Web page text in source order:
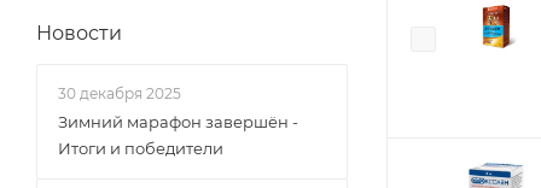
Новости
30 декабря 2025
Зимний марафон завершён -
Итоги и победители